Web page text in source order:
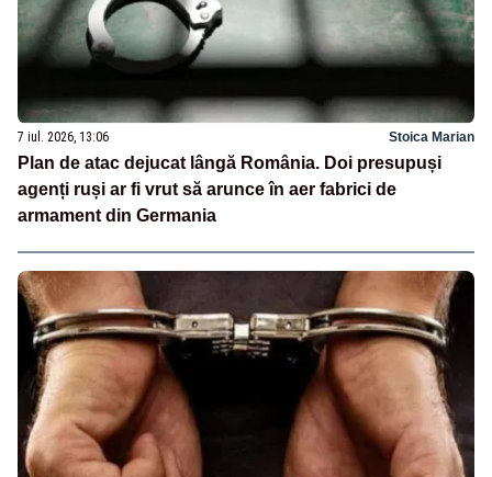
7 iul. 2026, 13:06 Stoica Marian
Plan de atac dejucat lângă România. Doi presupuși
agenți ruși ar fi vrut să arunce în aer fabrici de
armament din Germania